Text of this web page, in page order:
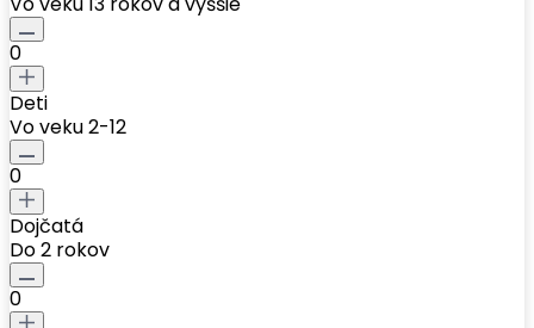
0
Deti
Vo veku 2-12
0
Dojčatá
Do 2 rokov
0